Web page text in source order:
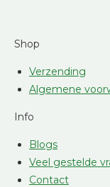
Shop
Verzending
Algemene
Info
Blogs
Veel gestelde
Contact